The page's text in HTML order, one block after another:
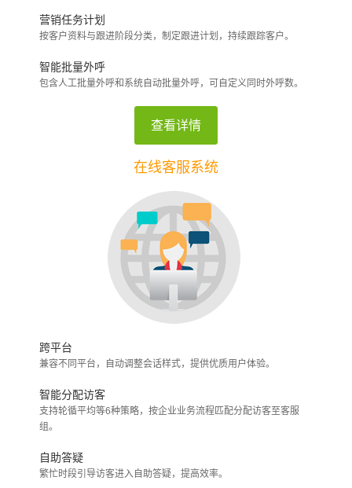
营销任务计划
按客户资料与跟进阶段分类，制定跟进计划，持续跟踪客户。
智能批量外呼
包含人工批量外呼和系统自动批量外呼，可自定义同时外呼数。
查看详情
在线客服系统
跨平台
兼容不同平台，自动调整会话样式，提供优质用户体验。
智能分配访客
支持轮循平均等6种策略，按企业业务流程匹配分配访客至客服
组。
自助答疑
繁忙时段引导访客进入自助答疑，提高效率。